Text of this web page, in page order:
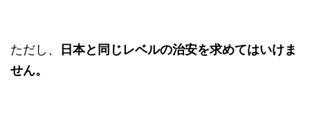
ただし、
日本と同じレベルの治安を求めてはいけま
せん。